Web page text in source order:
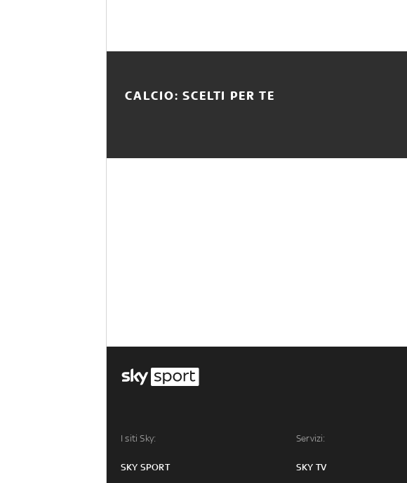
CALCIO: SCELTI PER TE
I siti Sky:
SKY SPORT
Servizi:
SKY TV